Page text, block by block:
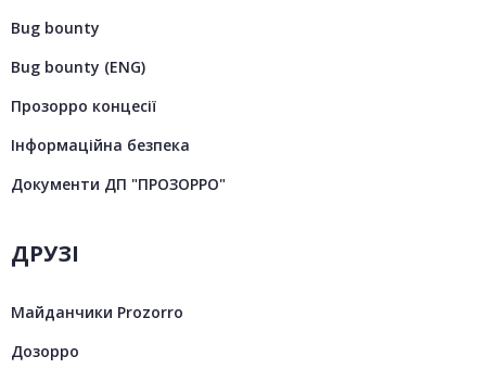
Bug bounty
Bug bounty (ENG)
Прозорро концесії
Інформаційна безпека
Документи ДП "ПРОЗОРРО"
ДРУЗІ
Майданчики Prozorro
Дозорро